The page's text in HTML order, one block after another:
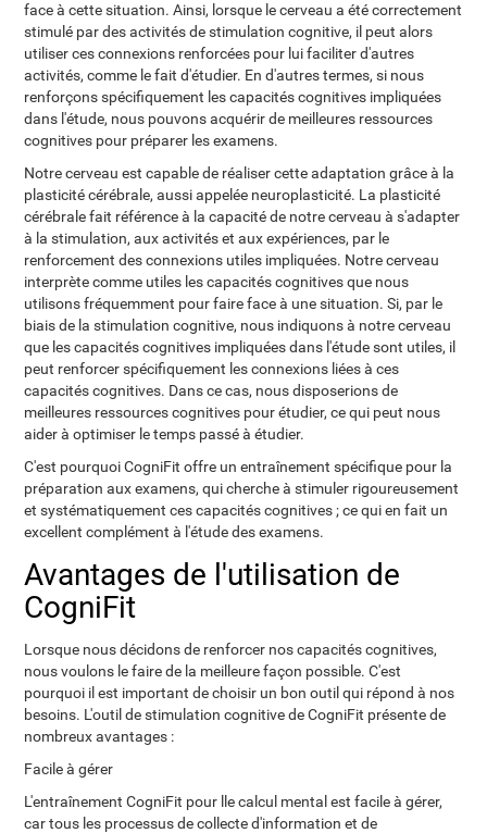
face à cette situation. Ainsi, lorsque le cerveau a été correctement
stimulé par des activités de stimulation cognitive, il peut alors
utiliser ces connexions renforcées pour lui faciliter d'autres
activités, comme le fait d'étudier. En d'autres termes, si nous
renforçons spécifiquement les capacités cognitives impliquées
dans l'étude, nous pouvons acquérir de meilleures ressources
cognitives pour préparer les examens.
Notre cerveau est capable de réaliser cette adaptation grâce à la
plasticité cérébrale, aussi appelée neuroplasticité. La plasticité
cérébrale fait référence à la capacité de notre cerveau à s'adapter
à la stimulation, aux activités et aux expériences, par le
renforcement des connexions utiles impliquées. Notre cerveau
interprète comme utiles les capacités cognitives que nous
utilisons fréquemment pour faire face à une situation. Si, par le
biais de la stimulation cognitive, nous indiquons à notre cerveau
que les capacités cognitives impliquées dans l'étude sont utiles, il
peut renforcer spécifiquement les connexions liées à ces
capacités cognitives. Dans ce cas, nous disposerions de
meilleures ressources cognitives pour étudier, ce qui peut nous
aider à optimiser le temps passé à étudier.
C'est pourquoi CogniFit offre un entraînement spécifique pour la
préparation aux examens, qui cherche à stimuler rigoureusement
et systématiquement ces capacités cognitives ; ce qui en fait un
excellent complément à l'étude des examens.
Avantages de l'utilisation de
CogniFit
Lorsque nous décidons de renforcer nos capacités cognitives,
nous voulons le faire de la meilleure façon possible. C'est
pourquoi il est important de choisir un bon outil qui répond à nos
besoins. L'outil de stimulation cognitive de CogniFit présente de
nombreux avantages :
Facile à gérer
L'entraînement CogniFit pour lle calcul mental est facile à gérer,
car tous les processus de collecte d'information et de